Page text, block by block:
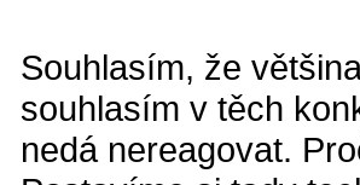
Souhlasím, že
souhlasím v těch
nedá nereagovat.